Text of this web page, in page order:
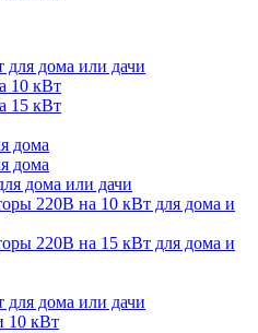
для дома или дачи
10 кВт
15 кВт
дома
дома
дома или дачи
220В на 10 кВт для дома и
220В на 15 кВт для дома и
для дома или дачи
10 кВт